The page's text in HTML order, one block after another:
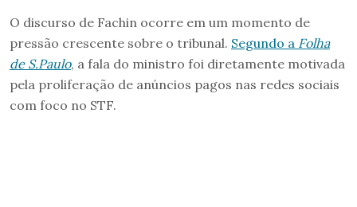
O discurso de Fachin ocorre em um momento de
pressão crescente sobre o tribunal. Segundo a Folha
de S.Paulo, a fala do ministro foi diretamente motivada
pela proliferação de anúncios pagos nas redes sociais
com foco no STF.